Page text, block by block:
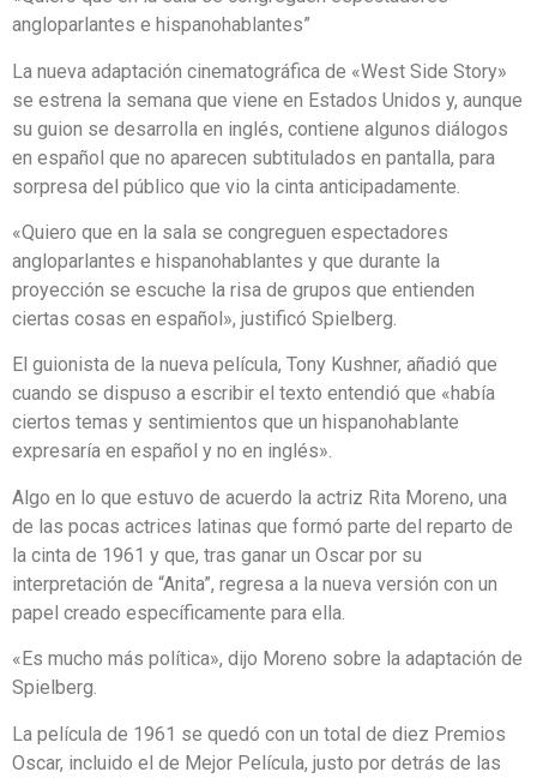
angloparlantes e hispanohablantes”
La nueva adaptación cinematográfica de «West Side Story»
se estrena la semana que viene en Estados Unidos y, aunque
su guion se desarrolla en inglés, contiene algunos diálogos
en español que no aparecen subtitulados en pantalla, para
sorpresa del público que vio la cinta anticipadamente.
«Quiero que en la sala se congreguen espectadores
angloparlantes e hispanohablantes y que durante la
proyección se escuche la risa de grupos que entienden
ciertas cosas en español», justificó Spielberg.
El guionista de la nueva película, Tony Kushner, añadió que
cuando se dispuso a escribir el texto entendió que «había
ciertos temas y sentimientos que un hispanohablante
expresaría en español y no en inglés».
Algo en lo que estuvo de acuerdo la actriz Rita Moreno, una
de las pocas actrices latinas que formó parte del reparto de
la cinta de 1961 y que, tras ganar un Oscar por su
interpretación de “Anita”, regresa a la nueva versión con un
papel creado específicamente para ella.
«Es mucho más política», dijo Moreno sobre la adaptación de
Spielberg.
La película de 1961 se quedó con un total de diez Premios
Oscar, incluido el de Mejor Película, justo por detrás de las